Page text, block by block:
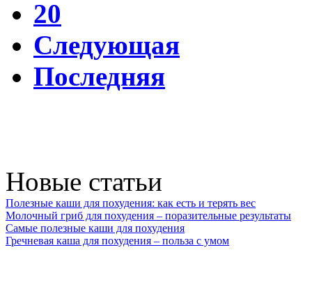
20
Следующая
Последняя
Новые статьи
Полезные каши для похудения: как есть и терять вес
Молочный гриб для похудения – поразительные результаты
Самые полезные каши для похудения
Гречневая каша для похудения – польза с умом